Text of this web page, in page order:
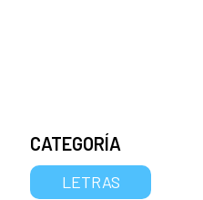
CATEGORÍA
LETRAS